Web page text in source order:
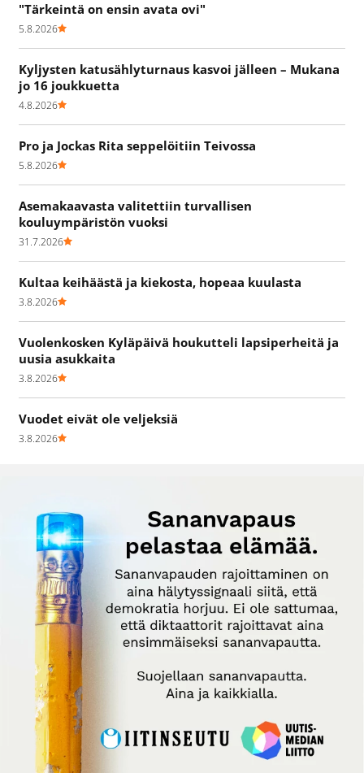
"Tärkeintä on ensin avata ovi"
5.8.2026
Kyljysten katusählyturnaus kasvoi jälleen – Mukana
jo 16 joukkuetta
4.8.2026
Pro ja Jockas Rita seppelöitiin Teivossa
5.8.2026
Asemakaavasta valitettiin turvallisen
kouluympäristön vuoksi
31.7.2026
Kultaa keihäästä ja kiekosta, hopeaa kuulasta
3.8.2026
Vuolenkosken Kyläpäivä houkutteli lapsiperheitä ja
uusia asukkaita
3.8.2026
Vuodet eivät ole veljeksiä
3.8.2026